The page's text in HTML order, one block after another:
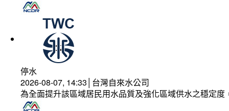
停水
2026-08-07, 14:33│台灣自來水公司
為全面提升該區域居民用水品質及強化區域供水之穩定